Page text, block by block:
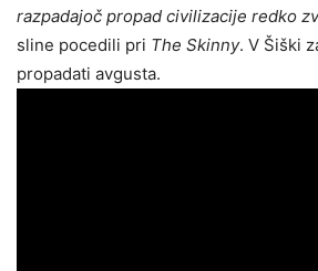
razpadajoč propad civilizacije redko
sline pocedili pri The Skinny. V Šiški
propadati avgusta.